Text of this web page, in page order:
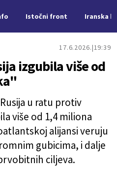
Istočni front Iranska
17.6.2026. 19:39
izgubila više od
u ratu protiv
više od 1,4 miliona
alijansi veruju
gubicima, i dalje
ciljeva.